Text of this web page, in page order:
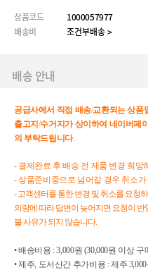
상품코드
1000057977
배송비
조건부배송 >
배송 안내
공급사에서 직접 배송/교환되는상품
출고지 /수거지가 상이하여 네이버페이
의 부탁드립니다.
- 결제완료 후 배송 전 제품 변경 희
- 상품준비중으로 넘어갈 경우 취소가
- 고객센터를 통한 변경 및 취소를 요청
의량에 따라 답변이 늦어지면 요청이
불 사유가 되지 않습니다.
• 배송비용 : 3,000원 (30,000원 이상
• 제주, 도서산간 추가비용 : 제주